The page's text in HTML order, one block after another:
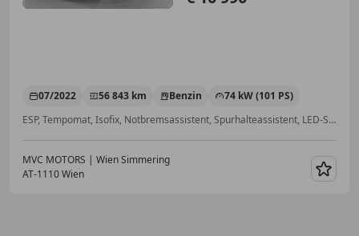
07/2022 56 843 km Benzin
74 kW (101 PS)
ESP, Tempomat, Isofix, Notbremsassistent, Spurhalteassistent, LED-Scheinwerfer, Beifahrerairbag, ABS
MVC MOTORS | Wien Simmering
AT-1110 Wien